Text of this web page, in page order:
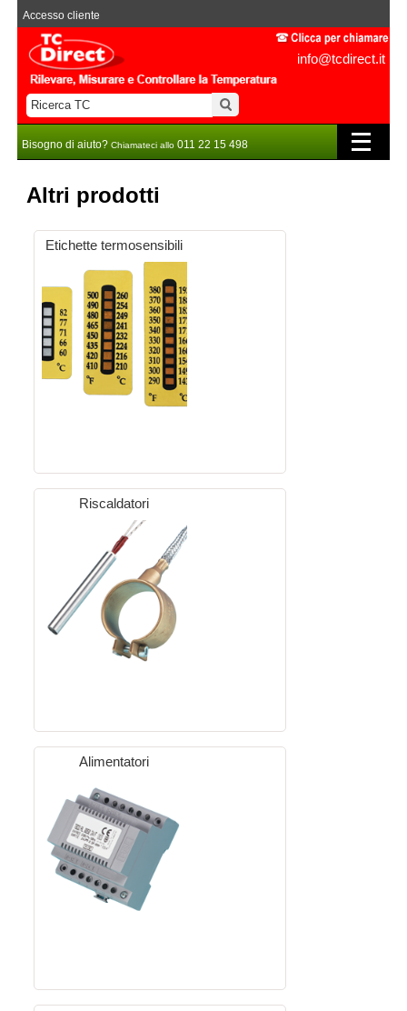
info@tcdirect.it
Accesso cliente
Bisogno di aiuto? Chiamateci allo 011 22 15 498
Altri prodotti
Etichette termosensibili
Riscaldatori
Alimentatori